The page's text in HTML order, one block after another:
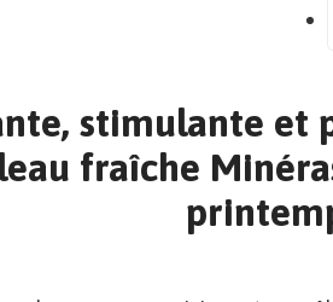
stimulante et
fraîche